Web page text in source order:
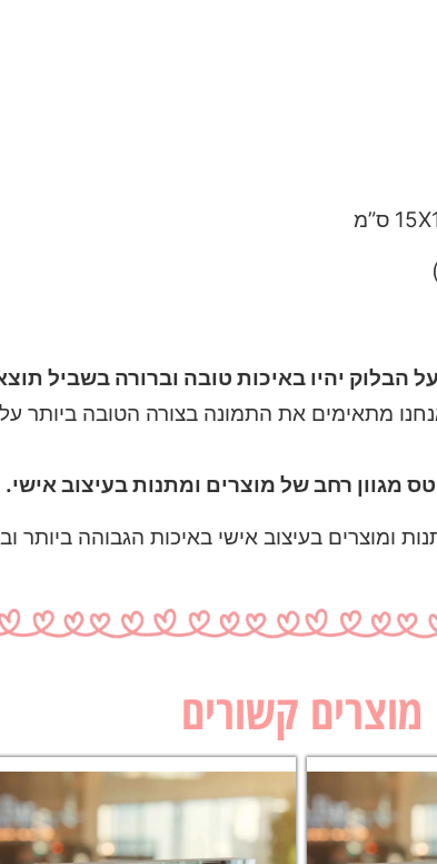
הבלוק יהיו באיכות טובה וברורה בשביל
מתאימים את התמונה בצורה הטובה ביותר
מגוון רחב של מוצרים ומתנות בעיצוב אישי.
ומוצרים בעיצוב אישי באיכות הגבוהה ביותר
מוצרים קשורים